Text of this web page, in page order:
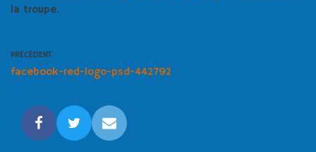
la troupe.
PRÉCÉDENT
facebook-red-logo-psd-442792